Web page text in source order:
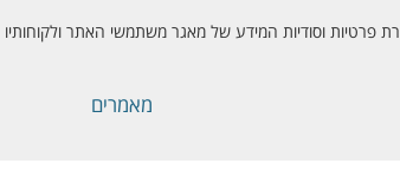
פרטיות וסודיות המידע של מאגר משתמשי האתר ולקוחותיו
מאמרים